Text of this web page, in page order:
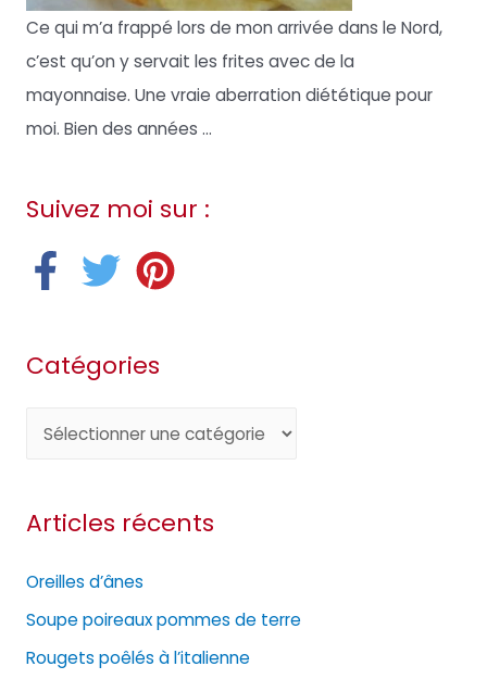
Ce qui m’a frappé lors de mon arrivée dans le Nord,
c’est qu’on y servait les frites avec de la
mayonnaise. Une vraie aberration diététique pour
moi. Bien des années ...
Suivez moi sur :
Catégories
é
o
r
i
Articles récents
Oreilles d’ânes
Soupe poireaux pommes de terre
Rougets poêlés à l’italienne